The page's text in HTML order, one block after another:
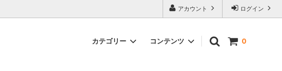
ログイン
アカウント
0
カテゴリー コンテンツ